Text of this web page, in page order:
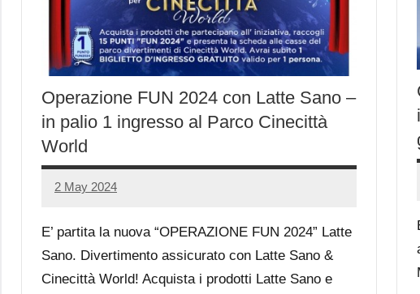
Operazione FUN 2024 con Latte Sano –
in palio 1 ingresso al Parco Cinecittà
World
2 May 2024
E’ partita la nuova “OPERAZIONE FUN 2024” Latte
Sano. Divertimento assicurato con Latte Sano &
Cinecittà World! Acquista i prodotti Latte Sano e